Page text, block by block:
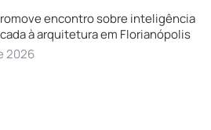
encontro sobre inteligência
à arquitetura em Florianópolis
2026